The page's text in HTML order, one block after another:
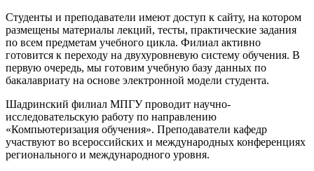
Студенты и преподаватели имеют доступ к сайту, на котором
размещены материалы лекций, тесты, практические задания
по всем предметам учебного цикла. Филиал активно
готовится к переходу на двухуровневую систему обучения. В
первую очередь, мы готовим учебную базу данных по
бакалавриату на основе электронной модели студента.
Шадринский филиал МПГУ проводит научно-
исследовательскую работу по направлению
«Компьютеризация обучения». Преподаватели кафедр
участвуют во всероссийских и международных конференциях
регионального и международного уровня.